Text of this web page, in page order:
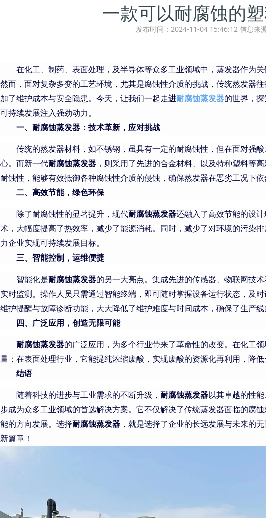
一款可以耐腐蚀的
发布时间：2024-11-04 15:46:12 信息来
在化工、制药、表面处理，及半导体等众多工业领域中，蒸发器作为
然而，面对复杂多变的工艺环境，尤其是腐蚀性介质的挑战，传统蒸发器
加了维护成本与安全隐患。今天，让我们一起走进耐腐蚀蒸发器的世界，
可持续发展注入强劲动力。
一、耐腐蚀蒸发器：技术革新，应对挑战
传统的蒸发器材料，如不锈钢，虽具有一定的耐腐蚀性，但在面对强
心。而新一代耐腐蚀蒸发器，则采用了先进的合金材料、以及特种塑料等
耐蚀性，能够有效抵御各种腐蚀性介质的侵蚀，确保蒸发器在恶劣工况下依
二、高效节能，绿色环保
除了耐腐蚀性的显著提升，现代耐腐蚀蒸发器还融入了高效节能的设
术，大幅度提高了热效率，减少了能源消耗。同时，减少了对环境的污染
力企业实现可持续发展目标。
三、智能控制，运维便捷
智能化是耐腐蚀蒸发器的另一大亮点。集成先进的传感器、物联网技
实时监测。操作人员只需通过智能终端，即可随时掌握设备运行状态，及
维护提醒与故障诊断功能，大大降低了维护难度与时间成本，确保了生产线
四、广泛应用，创造无限可能
耐腐蚀蒸发器的广泛应用，为多个行业带来了革命性的改变。在化工
量；在表面处理行业，它能提纯浓缩废酸，实现废酸的资源化再利用，降低
结语
随着科技的进步与工业需求的不断升级， 耐腐蚀蒸发器以其卓越的性
步成为众多工业领域的首选解决方案。它不仅解决了传统蒸发器面临的腐
能的方向发展。选择耐腐蚀蒸发器，就是选择了企业的长远发展与未来的
新篇章！